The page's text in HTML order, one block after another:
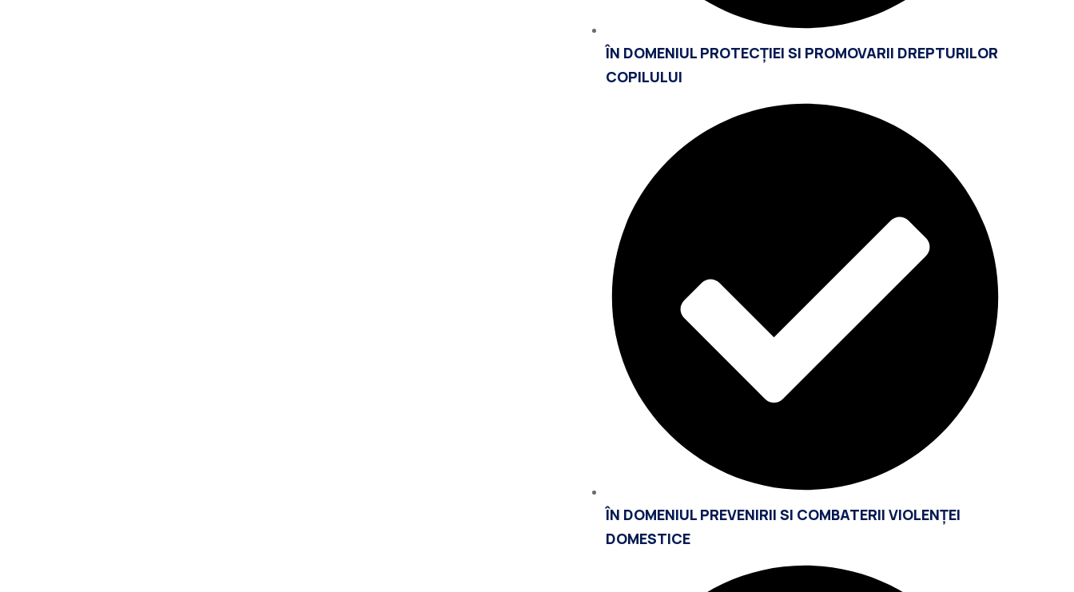
ÎN DOMENIUL PROTECȚIEI SI PROMOVARII DREPTURILOR
COPILULUI
ÎN DOMENIUL PREVENIRII SI COMBATERII VIOLENȚEI
DOMESTICE